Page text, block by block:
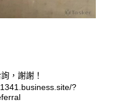
，謝謝！
?